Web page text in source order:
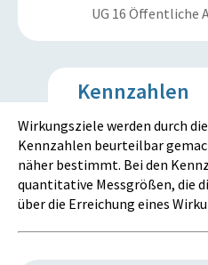
UG 16 Öffentliche
Kennzahlen
Wirkungsziele werden durch
Kennzahlen beurteilbar
näher bestimmt. Bei den
quantitative Messgrößen, die
über die Erreichung eines